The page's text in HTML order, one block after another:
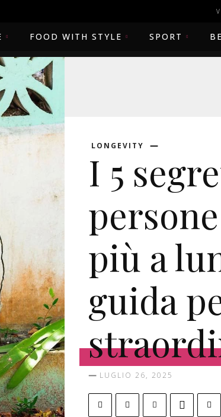
FOOD WITH STYLE SPORT
LONGEVITY
I 5
più a
guida
LUGLIO 26, 2025